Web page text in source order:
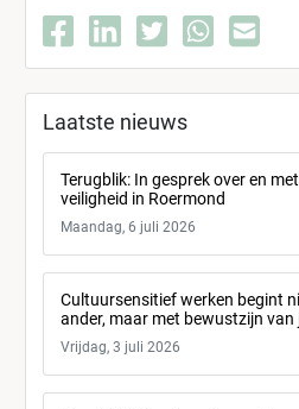
Laatste nieuws
Terugblik: In gesprek over en
veiligheid in Roermond
Maandag, 6 juli 2026
Cultuursensitief werken begint
ander, maar met bewustzijn van
Vrijdag, 3 juli 2026